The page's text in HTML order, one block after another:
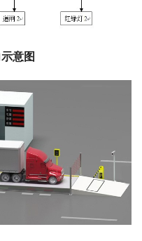
意图